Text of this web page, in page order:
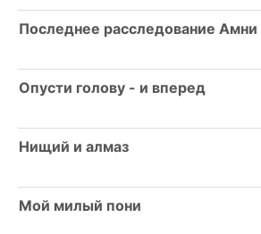
Последнее расследование Амни
Опусти голову - и вперед
Нищий и алмаз
Мой милый пони